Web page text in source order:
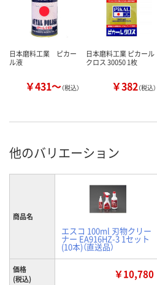
日本磨料工業 ピカー
ル液
￥431～（税込）
日本磨料工業 ピカール
クロス 30050 1枚
￥382（税込）
他のバリエーション
商品名
エスコ 100ml 刃物クリー
ナー EA916HZ-3 1セット
(10本)（直送品）
価格
(税込)
￥10,780